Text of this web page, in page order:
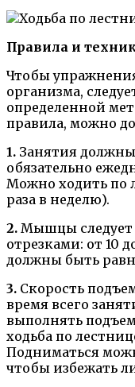
Правила и
Чтобы
организма,
определенной
правила, можно
1. Занятия
обязательно
Можно ходить по
раза в неделю).
2. Мышцы следует
отрезками: от 10
должны быть
3. Скорость
время всего
выполнять
ходьба по
Подниматься
чтобы избежать